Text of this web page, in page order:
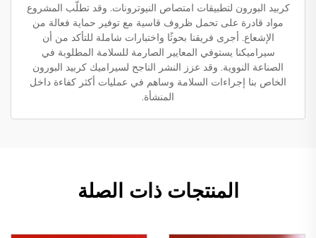
كربيد البورون لتطبيقات امتصاص النيوترونات. وقد تطلّب المشروع
مواد قادرة على تحمل ظروف قاسية مع توفير حماية فعالة من
الإشعاع. أجرى فريقنا بحوثًا واختبارات شاملة للتأكد من أن
سيراميكنا يستوفي المعايير الصارمة للسلامة المطلوبة في
الصناعة النووية. وقد عزز النشر الناجح لسيراميك كربيد البورون
الخاص بنا إجراءات السلامة وساهم في عمليات أكثر كفاءة داخل
المنشأة.
المنتجات ذات الصلة